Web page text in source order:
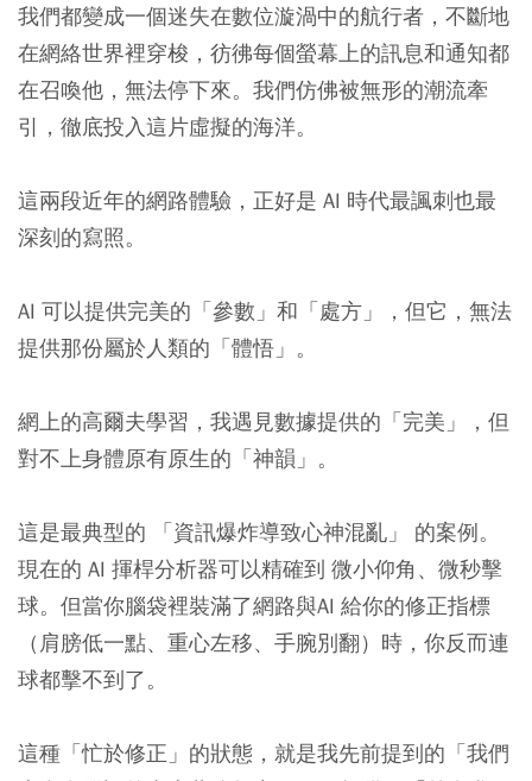
我們都變成一個迷失在數位漩渦中的航行者，不斷地
在網絡世界裡穿梭，彷彿每個螢幕上的訊息和通知都
在召喚他，無法停下來。我們仿佛被無形的潮流牽
引，徹底投入這片虛擬的海洋。
這兩段近年的網路體驗，正好是 AI 時代最諷刺也最
深刻的寫照。
AI 可以提供完美的「參數」和「處方」，但它，無法
提供那份屬於人類的「體悟」。
網上的高爾夫學習，我遇見數據提供的「完美」，但
對不上身體原有原生的「神韻」。
這是最典型的 「資訊爆炸導致心神混亂」 的案例。
現在的 AI 揮桿分析器可以精確到 微小仰角、微秒擊
球。但當你腦袋裡裝滿了網路與AI 給你的修正指標
（肩膀低一點、重心左移、手腕別翻）時，你反而連
球都擊不到了。
這種「忙於修正」的狀態，就是我先前提到的「我們